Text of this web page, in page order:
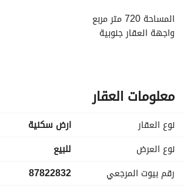
المساحة 720 متر مربع
واجهة العقار جنوبية
السعر 2 مليون و 880 ألف ريال
معلومات العقار
نوع العقار
ارض سكنية
نوع العرض
للبيع
رقم بيوت المرجعي
87822832